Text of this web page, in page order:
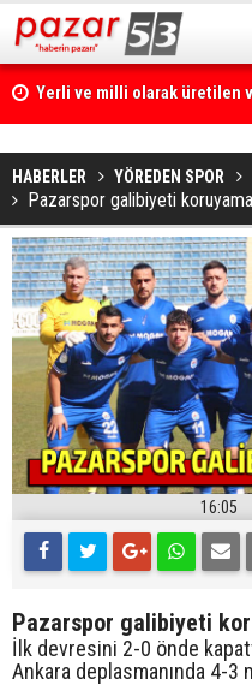
Yerli ve milli olarak üretilen
HABERLER YÖREDEN SPOR
Pazarspor galibiyeti
16:05
Pazarspor galibiyeti
İlk devresini 2-0 önde
Ankara deplasmanında 4-3